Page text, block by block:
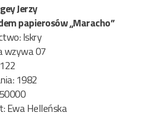
Jerzy
papierosów „Maracho”
Iskry
wzywa 07
1982
Ewa Helleńska